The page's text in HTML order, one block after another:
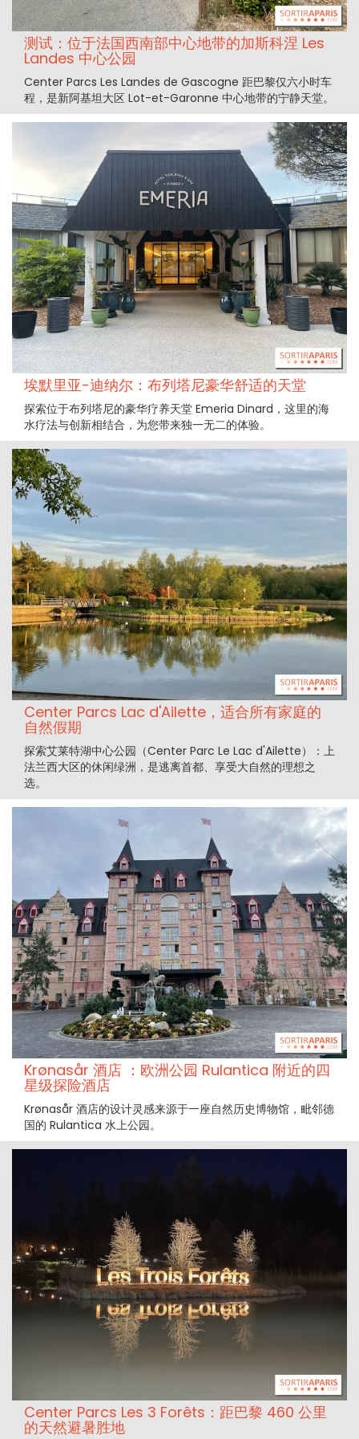
测试：位于法国西南部中心地带的加斯科涅 Les
Landes 中心公园
Center Parcs Les Landes de Gascogne 距巴黎仅六小时车
程，是新阿基坦大区 Lot-et-Garonne 中心地带的宁静天堂。
埃默里亚-迪纳尔：布列塔尼豪华舒适的天堂
探索位于布列塔尼的豪华疗养天堂 Emeria Dinard，这里的海
水疗法与创新相结合，为您带来独一无二的体验。
Center Parcs Lac d'Ailette，适合所有家庭的
自然假期
探索艾莱特湖中心公园（Center Parc Le Lac d'Ailette）：上
法兰西大区的休闲绿洲，是逃离首都、享受大自然的理想之
选。
Krønasår 酒店 ：欧洲公园 Rulantica 附近的四
星级探险酒店
Krønasår 酒店的设计灵感来源于一座自然历史博物馆，毗邻德
国的 Rulantica 水上公园。
Center Parcs Les 3 Forêts：距巴黎 460 公里
的天然避暑胜地